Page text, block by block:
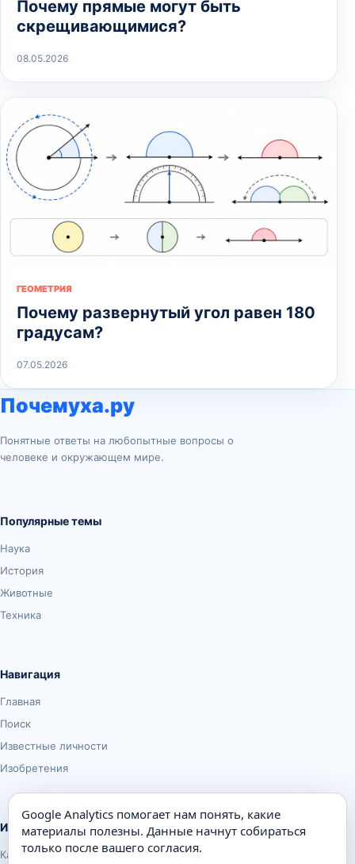
Почему прямые могут быть
скрещивающимися?
08.05.2026
ГЕОМЕТРИЯ
Почему развернутый угол равен 180
градусам?
07.05.2026
Почемуха.ру
Понятные ответы на любопытные вопросы о
человеке и окружающем мире.
Популярные темы
Наука
История
Животные
Техника
Навигация
Главная
Поиск
Известные личности
Изобретения
Информация
Карта сайта
Google Analytics помогает нам понять, какие
материалы полезны. Данные начнут собираться
только после вашего согласия.